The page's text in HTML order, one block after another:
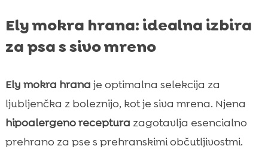
Ely mokra hrana: idealna izbira
za psa s sivo mreno
Ely mokra hrana je optimalna selekcija za
ljubljenčka z boleznijo, kot je siva mrena. Njena
hipoalergeno receptura zagotavlja esencialno
prehrano za pse s prehranskimi občutljivostmi.